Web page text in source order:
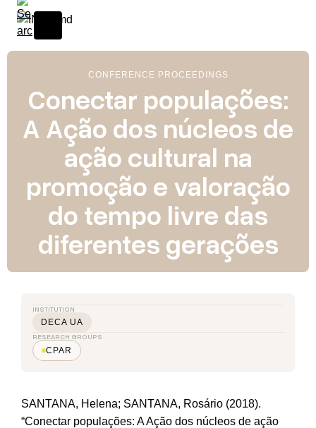
CONFERENCE PROCEEDINGS
Conectar populações:
A Ação dos núcleos de
ação cultural na
promoção e valoração
do tempo livre das
diferentes gerações
INSTITUTION
DECA UA
RESEARCH GROUPS
CPAR
SANTANA, Helena; SANTANA, Rosário (2018).
“Conectar populações: A Ação dos núcleos de ação